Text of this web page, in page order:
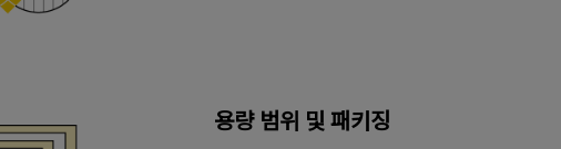
용량 범위 및 패키징